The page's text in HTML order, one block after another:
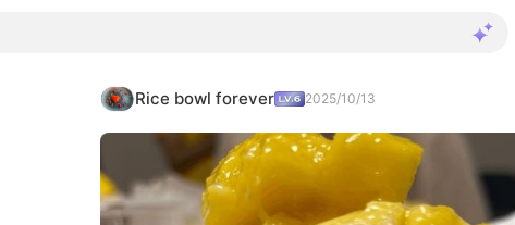
Rice bowl forever 2025/10/13